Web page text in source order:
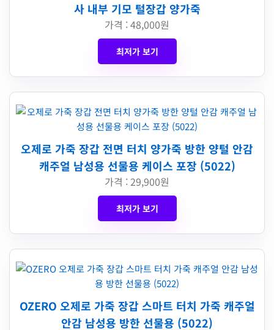
사 내부 기모 털장갑 양가죽
가격 : 48,000원
최저가 보기
오제로 가죽 장갑 전면 터치 양가죽 방한 양털 안감
캐주얼 남성용 선물용 케이스 포장 (5022)
가격 : 29,900원
최저가 보기
OZERO 오제로 가죽 장갑 스마트 터치 가죽 캐주얼
안감 남성용 방한 선물용 (5022)